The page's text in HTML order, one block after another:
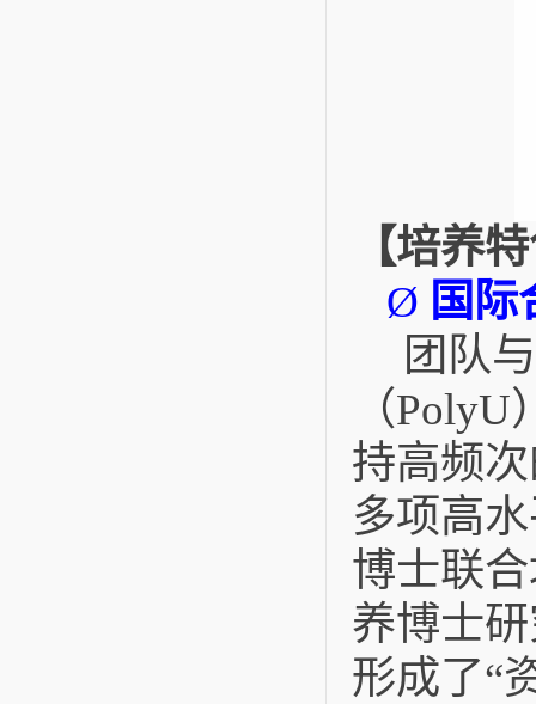
【培养
Ø 国
团队
（PolyU
持高频
多项高
博士联
养博士
形成了“